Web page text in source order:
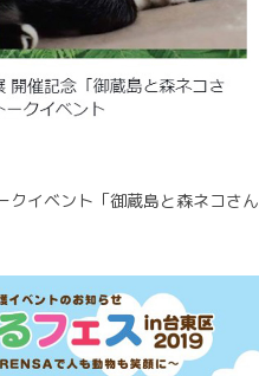
クイベント「御蔵島と森ネコさん